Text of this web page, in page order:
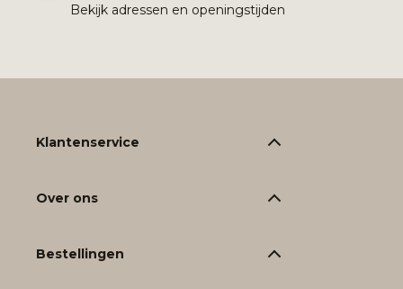
Bekijk adressen en openingstijden
Klantenservice
Over ons
Bestellingen